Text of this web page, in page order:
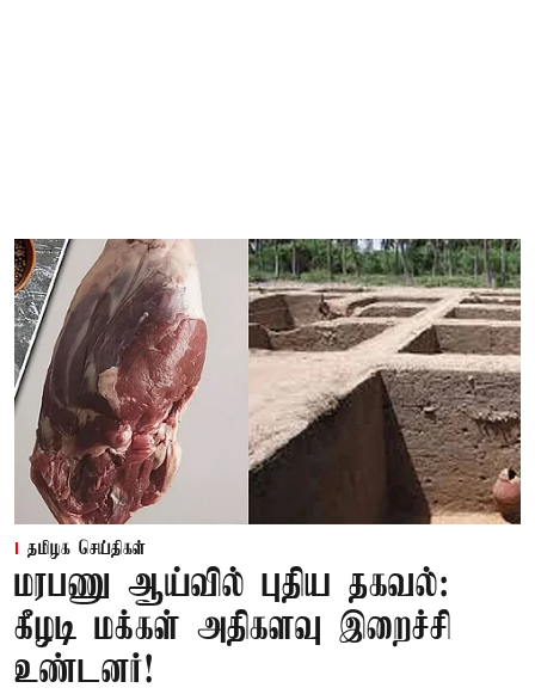
தமிழக செய்திகள்
மரபணு ஆய்வில் புதிய தகவல்:
கீழடி மக்கள் அதிகளவு இறைச்சி
உண்டனர்!